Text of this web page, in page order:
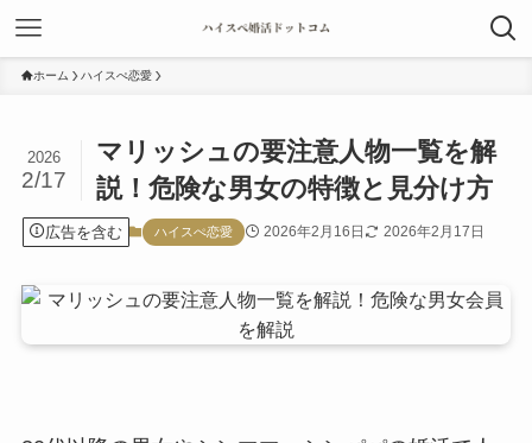
ホーム ハイスぺ恋愛
マリッシュの要注意人物一覧を解
説！危険な男女の特徴と見分け方
2026
2/17
広告を含む ハイスぺ恋愛 2026年2月16日 2026年2月17日